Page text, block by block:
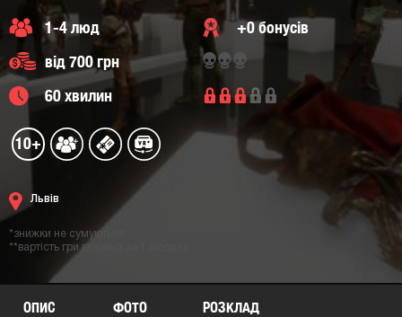
1-4 люд
+0 бонусів
від 700 грн
60 хвилин
10+
Львів
*знижки не сумуються
**вартість гри вказана за 1 людину
ОПИС ФОТО РОЗКЛАД